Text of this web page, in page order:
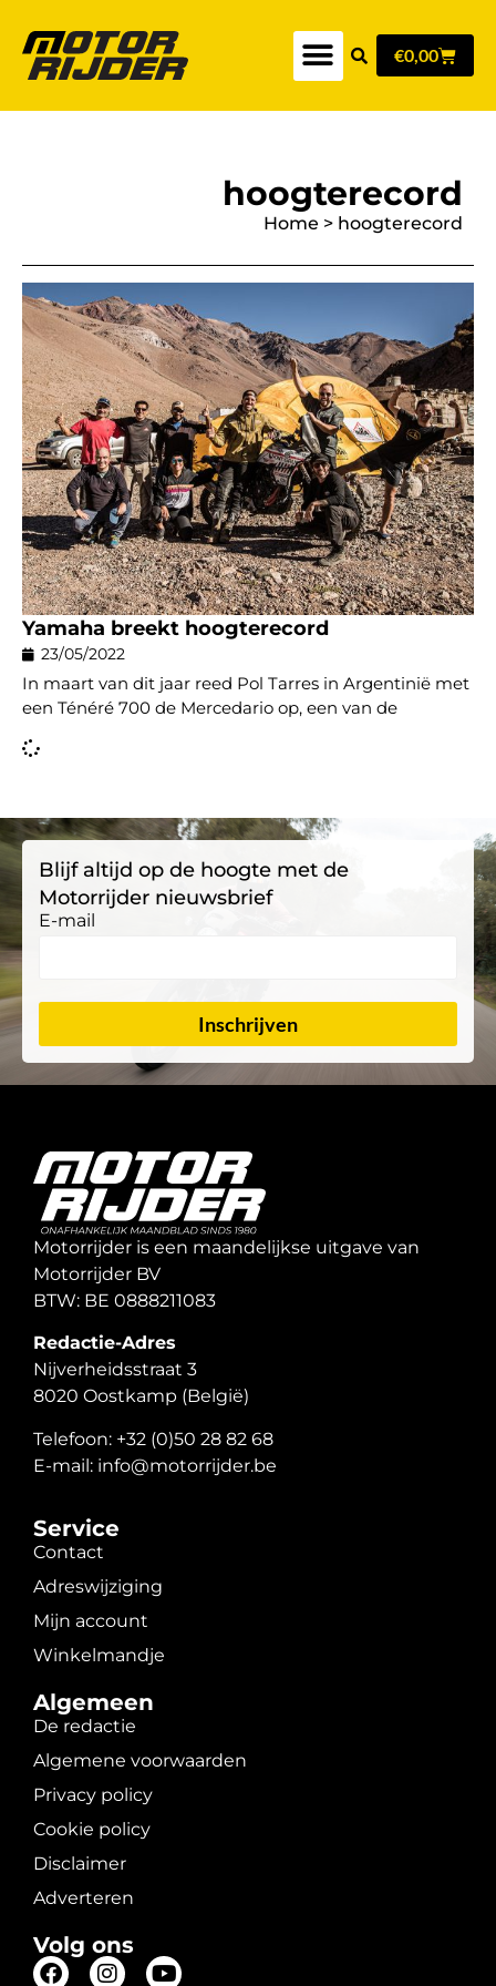
€0,00
Home > hoogterecord
hoogterecord
Yamaha breekt hoogterecord
23/05/2022
In maart van dit jaar reed Pol Tarres in Argentinië met
een Ténéré 700 de Mercedario op, een van de
Blijf altijd op de hoogte met de
Motorrijder nieuwsbrief
E-mail
Inschrijven
Motorrijder is een maandelijkse uitgave van
Motorrijder BV
BTW: BE 0888211083
Redactie-Adres
Nijverheidsstraat 3
8020 Oostkamp (België)
Telefoon: +32 (0)50 28 82 68
E-mail: info@motorrijder.be
Service
Contact
Adreswijziging
Mijn account
Winkelmandje
Algemeen
De redactie
Algemene voorwaarden
Privacy policy
Cookie policy
Disclaimer
Adverteren
Volg ons